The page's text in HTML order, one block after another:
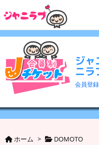
ジャ
ニラ
会員登
ホーム > DOMOTO